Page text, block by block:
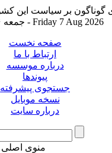
جمعه ۱۶ مرداد ۱۴۰۵ - Friday 7 Aug 2026
صفحه نخست
ارتباط با ما
درباره موسسه
پیوندها
جستجوی پیشرفته
نسخه موبایل
درباره سایت
منوی اصلی